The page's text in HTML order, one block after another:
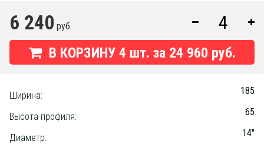
6 240 руб.
В КОРЗИНУ 4 шт. за 24 960 руб.
Ширина: 185
Высота профиля: 65
Диаметр: 14"